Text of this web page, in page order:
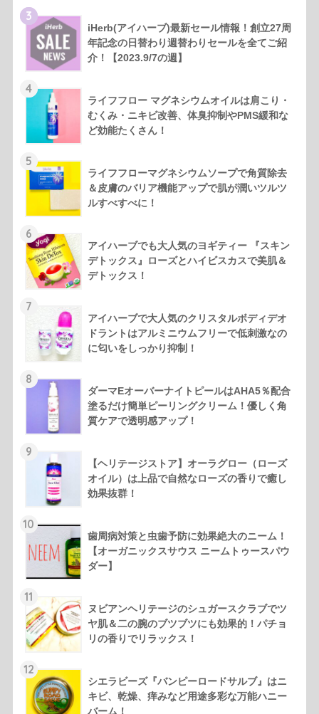
3
iHerb(アイハーブ)最新セール情報！創立27周
年記念の日替わり週替わりセールを全てご紹
介！【2023.9/7の週】
4
ライフフロー マグネシウムオイルは肩こり・
むくみ・ニキビ改善、体臭抑制やPMS緩和な
ど効能たくさん！
5
ライフフローマグネシウムソープで角質除去
＆皮膚のバリア機能アップで肌が潤いツルツ
ルすべすべに！
6
アイハーブでも大人気のヨギティー 『スキン
デトックス』ローズとハイビスカスで美肌＆
デトックス！
7
アイハーブで大人気のクリスタルボディデオ
ドラントはアルミニウムフリーで低刺激なの
に匂いをしっかり抑制！
8
ダーマEオーバーナイトピールはAHA5％配合
塗るだけ簡単ピーリングクリーム！優しく角
質ケアで透明感アップ！
9
【ヘリテージストア】オーラグロー（ローズ
オイル）は上品で自然なローズの香りで癒し
効果抜群！
10
歯周病対策と虫歯予防に効果絶大のニーム！
【オーガニックスサウス ニームトゥースパウ
ダー】
11
ヌビアンヘリテージのシュガースクラブでツ
ヤ肌＆二の腕のブツブツにも効果的！パチョ
リの香りでリラックス！
12
シエラビーズ『バンピーロードサルブ』はニ
キビ、乾燥、痒みなど用途多彩な万能ハニー
バーム！